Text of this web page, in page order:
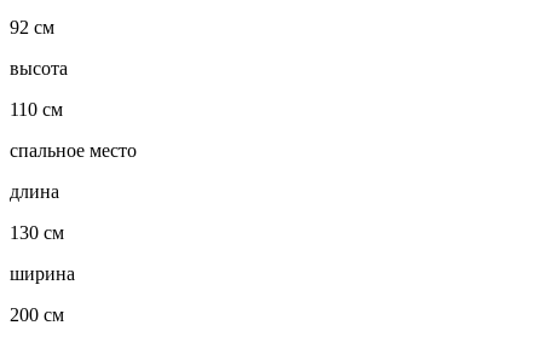
92 см
высота
110 см
спальное место
длина
130 см
ширина
200 см